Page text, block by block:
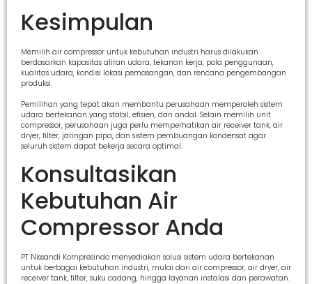
Kesimpulan
Memilih air compressor untuk kebutuhan industri harus dilakukan
berdasarkan kapasitas aliran udara, tekanan kerja, pola penggunaan,
kualitas udara, kondisi lokasi pemasangan, dan rencana pengembangan
produksi.
Pemilihan yang tepat akan membantu perusahaan memperoleh sistem
udara bertekanan yang stabil, efisien, dan andal. Selain memilih unit
compressor, perusahaan juga perlu memperhatikan air receiver tank, air
dryer, filter, jaringan pipa, dan sistem pembuangan kondensat agar
seluruh sistem dapat bekerja secara optimal.
Konsultasikan
Kebutuhan Air
Compressor Anda
PT Nissandi Kompresindo menyediakan solusi sistem udara bertekanan
untuk berbagai kebutuhan industri, mulai dari air compressor, air dryer, air
receiver tank, filter, suku cadang, hingga layanan instalasi dan perawatan.